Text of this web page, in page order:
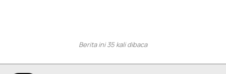
Berita ini 35 kali dibaca